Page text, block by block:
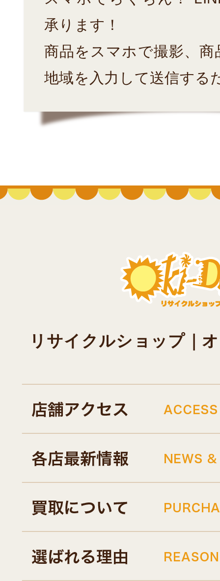
承ります！
商品をスマホで撮影、
地域を入力して送信する
リサイクルショップ｜